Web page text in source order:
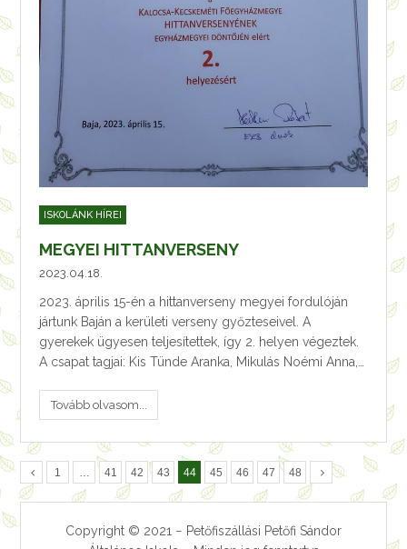
ISKOLÁNK HÍREI
MEGYEI HITTANVERSENY
2023.04.18.
2023. április 15-én a hittanverseny megyei fordulóján
jártunk Baján a kerületi verseny győzteseivel. A
gyerekek ügyesen teljesítettek, így 2. helyen végeztek.
A csapat tagjai: Kis Tünde Aranka, Mikulás Noémi Anna,…
Tovább olvasom...
1 … 41 42 43 44 45 46 47 48
Copyright © 2021 − Petőfiszállási Petőfi Sándor